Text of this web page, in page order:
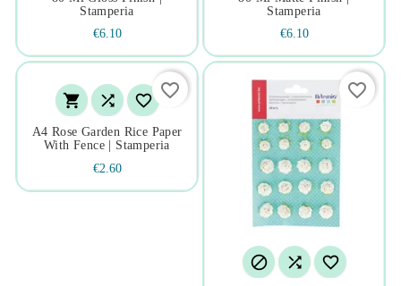
Stamperia
€6.10
Stamperia
€6.10
  
A4 Rose Garden Rice Paper
With Fence | Stamperia
€2.60
favorite_border
  
favorite_border